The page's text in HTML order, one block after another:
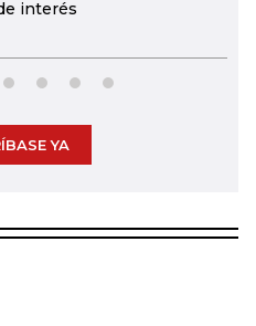
interés
YA